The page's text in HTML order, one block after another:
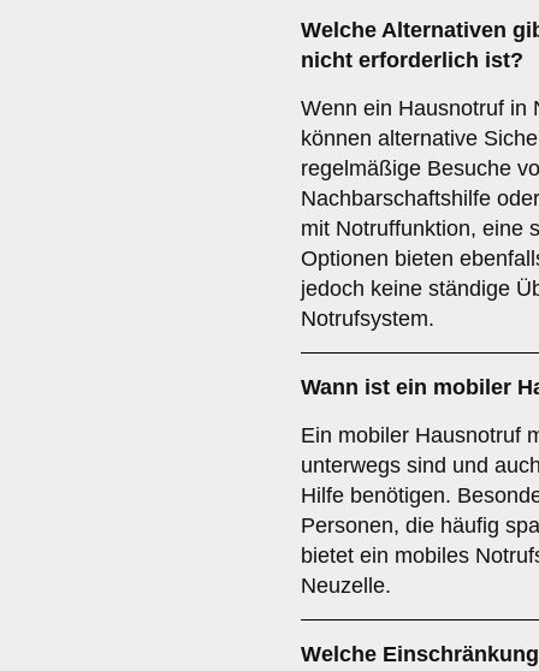
Welche Alternativen
nicht erforderlich ist?
Wenn ein Hausnotruf in
können alternative
regelmäßige Besuche
Nachbarschaftshilfe
mit Notruffunktion, eine
Optionen bieten
jedoch keine ständige
Notrufsystem.
Wann ist ein mobiler
Ein mobiler Hausnotruf
unterwegs sind und
Hilfe benötigen.
Personen, die häufig
bietet ein mobiles
Neuzelle.
Welche